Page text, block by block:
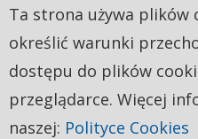
Ta strona używa plików
określić warunki
dostępu do plików
przeglądarce. Więcej
naszej: Polityce Cookies